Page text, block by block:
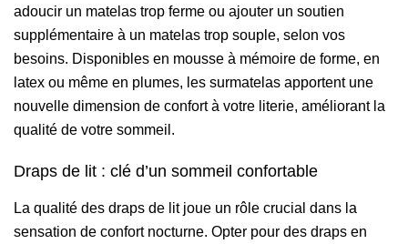
adoucir un matelas trop ferme ou ajouter un soutien
supplémentaire à un matelas trop souple, selon vos
besoins. Disponibles en mousse à mémoire de forme, en
latex ou même en plumes, les surmatelas apportent une
nouvelle dimension de confort à votre literie, améliorant la
qualité de votre sommeil.
Draps de lit : clé d’un sommeil confortable
La qualité des draps de lit joue un rôle crucial dans la
sensation de confort nocturne. Opter pour des draps en